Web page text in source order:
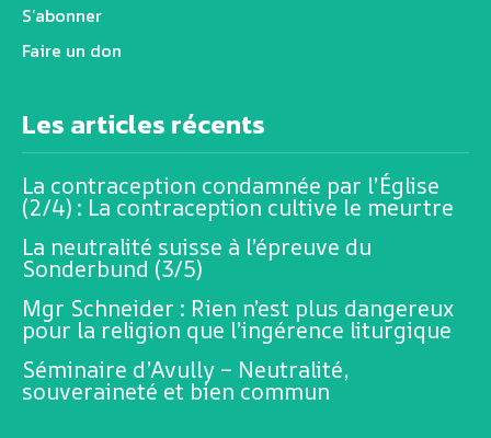
S’abonner
Faire un don
Les articles récents
La contraception condamnée par l’Église
(2/4) : La contraception cultive le meurtre
La neutralité suisse à l’épreuve du
Sonderbund (3/5)
Mgr Schneider : Rien n’est plus dangereux
pour la religion que l’ingérence liturgique
Séminaire d’Avully – Neutralité,
souveraineté et bien commun